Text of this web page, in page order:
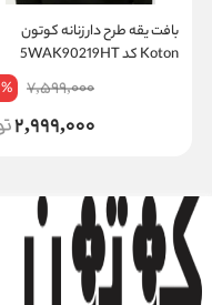
بافت یقه طرح دار زنانه کوتون
Koton کد 5WAK90219HT
7,599,000
%
2,999,000